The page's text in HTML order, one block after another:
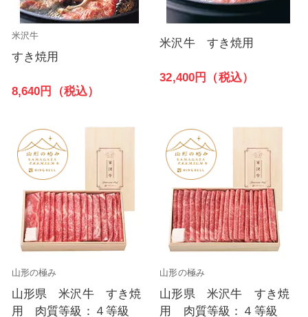
米沢牛
すき焼用
8,640円（税込）
米沢牛 すき焼用
32,400円（税込）
山形の極み
山形県 米沢牛 すき焼
用 肉質等級：４等級
山形の極み
山形県 米沢牛 すき焼
用 肉質等級：４等級